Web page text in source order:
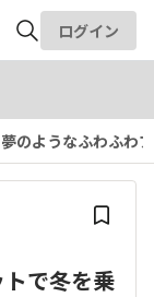
検索
ログイン
夢のようなふわふわ
で冬を乗